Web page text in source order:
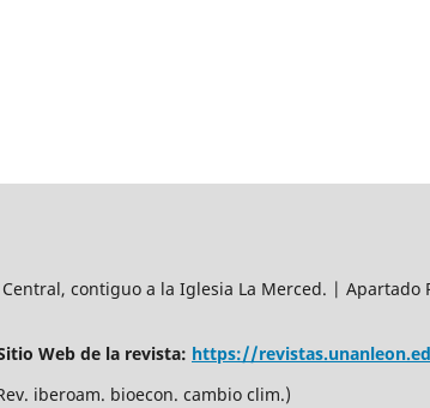
contiguo a la Iglesia La Merced. | Apartado
de la revista: https://
iberoam. bioecon. cambio clim.)